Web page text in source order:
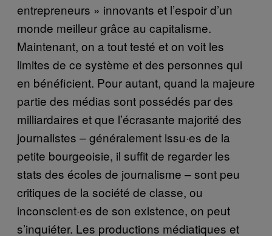
entrepreneurs » innovants et l’espoir d’un
monde meilleur grâce au capitalisme.
Maintenant, on a tout testé et on voit les
limites de ce système et des personnes qui
en bénéficient. Pour autant, quand la majeure
partie des médias sont possédés par des
milliardaires et que l’écrasante majorité des
journalistes – généralement issu·es de la
petite bourgeoisie, il suffit de regarder les
stats des écoles de journalisme – sont peu
critiques de la société de classe, ou
inconscient·es de son existence, on peut
s’inquiéter. Les productions médiatiques et